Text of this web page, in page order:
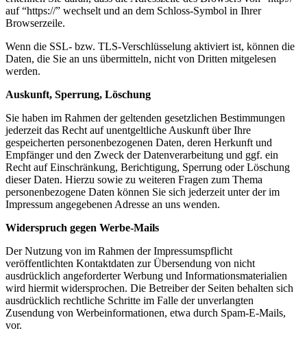
auf “https://” wechselt und an dem Schloss-Symbol in Ihrer
Browserzeile.
Wenn die SSL- bzw. TLS-Verschlüsselung aktiviert ist, können die
Daten, die Sie an uns übermitteln, nicht von Dritten mitgelesen
werden.
Auskunft, Sperrung, Löschung
Sie haben im Rahmen der geltenden gesetzlichen Bestimmungen
jederzeit das Recht auf unentgeltliche Auskunft über Ihre
gespeicherten personenbezogenen Daten, deren Herkunft und
Empfänger und den Zweck der Datenverarbeitung und ggf. ein
Recht auf Einschränkung, Berichtigung, Sperrung oder Löschung
dieser Daten. Hierzu sowie zu weiteren Fragen zum Thema
personenbezogene Daten können Sie sich jederzeit unter der im
Impressum angegebenen Adresse an uns wenden.
Widerspruch gegen Werbe-Mails
Der Nutzung von im Rahmen der Impressumspflicht
veröffentlichten Kontaktdaten zur Übersendung von nicht
ausdrücklich angeforderter Werbung und Informationsmaterialien
wird hiermit widersprochen. Die Betreiber der Seiten behalten sich
ausdrücklich rechtliche Schritte im Falle der unverlangten
Zusendung von Werbeinformationen, etwa durch Spam-E-Mails,
vor.